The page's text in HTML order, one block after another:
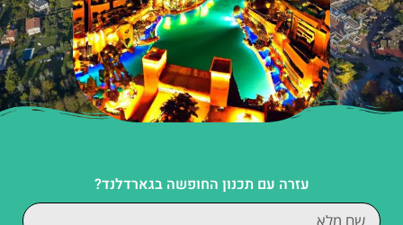
עזרה עם תכנון החופשה בגארדלנד?